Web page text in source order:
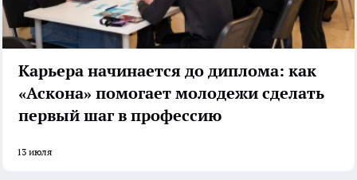
Карьера начинается до диплома: как
«Аскона» помогает молодежи сделать
первый шаг в профессию
13 июля